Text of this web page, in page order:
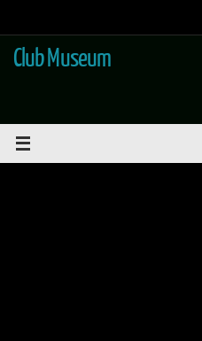
contenido
Club Museum